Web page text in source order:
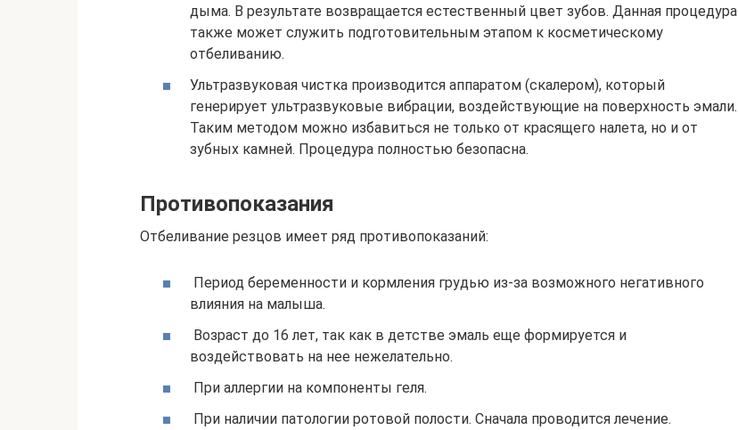
дыма. В результате возвращается естественный цвет зубов. Данная процедура
также может служить подготовительным этапом к косметическому
отбеливанию.
Ультразвуковая чистка производится аппаратом (скалером), который
генерирует ультразвуковые вибрации, воздействующие на поверхность эмали.
Таким методом можно избавиться не только от красящего налета, но и от
зубных камней. Процедура полностью безопасна.
Противопоказания
Отбеливание резцов имеет ряд противопоказаний:
Период беременности и кормления грудью из-за возможного негативного
влияния на малыша.
Возраст до 16 лет, так как в детстве эмаль еще формируется и
воздействовать на нее нежелательно.
При аллергии на компоненты геля.
При наличии патологии ротовой полости. Сначала проводится лечение.